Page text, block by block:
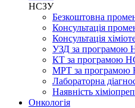
НСЗУ
Безкоштовна
Консультація
Консультація
УЗД за програмою
КТ за програмою
МРТ за
Лабораторна
Наявність
Онкологія